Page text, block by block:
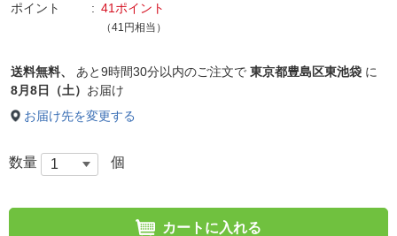
ポイント
41ポイント
（41円相当）
送料無料、 あと9時間30分以内のご注文で 東京都豊島区東池袋 に
8月8日（土） お届け
お届け先を変更する
数量 個
カートに入れる